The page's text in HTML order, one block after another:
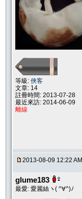
等級: 俠客
文章: 14
註冊時間: 2013-07-28
最近來訪: 2014-06-09
離線
2013-08-09 12:22 AM
glume183
最愛: 愛麗絲ヽ( ^∀^)ﾉ